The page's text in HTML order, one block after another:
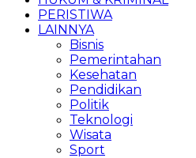
PERISTIWA
LAINNYA
Bisnis
Pemerintahan
Kesehatan
Pendidikan
Politik
Teknologi
Wisata
Sport